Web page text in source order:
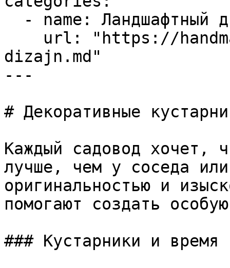
dizajn.md"
---
# Декоративные
Каждый садовод хочет,
лучше, чем у соседа
оригинальностью и
помогают создать
### Кустарники и время